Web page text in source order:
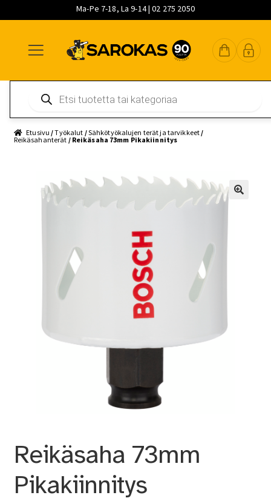
Ma-Pe 7-18, La 9-14 | 02 275 2050
navigointiin
sisältöön
pääsisältöön
search
Etusivu /Työkalut /Sähkötyökalujen terät ja tarvikkeet /
Reikäsahanterät / Reikäsaha 73mm Pikakiinnitys
Reikäsaha 73mm
Pikakiinnitys